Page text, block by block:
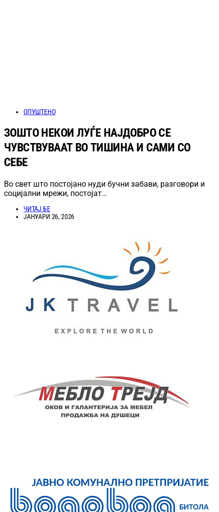
ОПУШТЕНО
ЗОШТО НЕКОИ ЛУЃЕ НАЈДОБРО СЕ
ЧУВСТВУВААТ ВО ТИШИНА И САМИ СО
СЕБЕ
Во свет што постојано нуди бучни забави, разговори и
социјални мрежи, постојат…
ЧИТАЈ БЕ
ЈАНУАРИ 26, 2026